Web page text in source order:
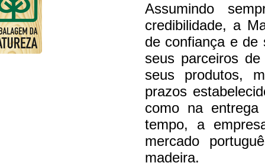
Assumindo
credibilidade, a
de confiança e de
seus parceiros
seus produtos,
prazos
como na
tempo, a
mercado
madeira.